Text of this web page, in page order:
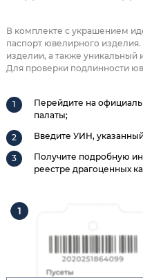
В комплекте с украшением
паспорт ювелирного
изделии, а также
Для проверки подлинности
Перейдите на
палаты;
Введите УИН,
Получите подробную
реестре драгоценных